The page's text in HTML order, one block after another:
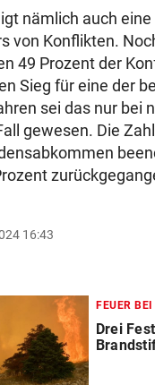
nämlich auch
von Konflikten.
49 Prozent der
Sieg für eine der
sei das nur bei
gewesen. Die
16:43
FEUER
Drei